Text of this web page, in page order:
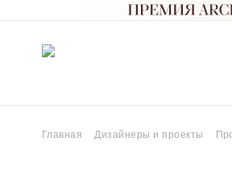
Главная Дизайнеры и проекты